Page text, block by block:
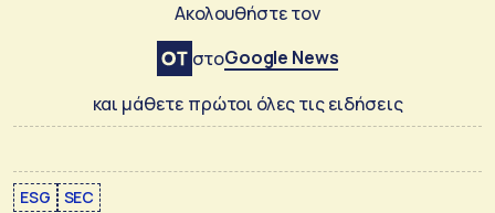
Ακολουθήστε τον
στοGoogle News
και μάθετε πρώτοι όλες τις ειδήσεις
ESG SEC